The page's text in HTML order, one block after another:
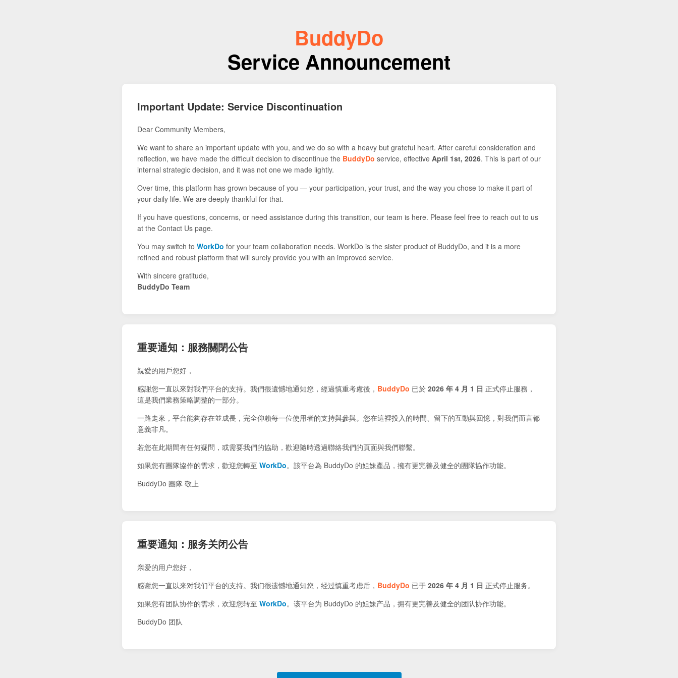
BuddyDo
Service Announcement
Important Update: Service Discontinuation
Dear Community Members,
We want to share an important update with you, and we do so with a heavy but grateful heart. After careful consideration and
reflection, we have made the difficult decision to discontinue the BuddyDo service, effective April 1st, 2026. This is part of our
internal strategic decision, and it was not one we made lightly.
Over time, this platform has grown because of you — your participation, your trust, and the way you chose to make it part of
your daily life. We are deeply thankful for that.
If you have questions, concerns, or need assistance during this transition, our team is here. Please feel free to reach out to us
at the Contact Us page.
You may switch to WorkDo for your team collaboration needs. WorkDo is the sister product of BuddyDo, and it is a more
refined and robust platform that will surely provide you with an improved service.
With sincere gratitude,
BuddyDo Team
重要通知：服務關閉公告
親愛的用戶您好，
感謝您一直以來對我們平台的支持。我們很遺憾地通知您，經過慎重考慮後， BuddyDo 已於 2026 年 4 月 1 日 正式停止服務，
這是我們業務策略調整的一部分。
一路走來，平台能夠存在並成長，完全仰賴每一位使用者的支持與參與。您在這裡投入的時間、留下的互動與回憶，對我們而言都
意義非凡。
若您在此期間有任何疑問，或需要我們的協助，歡迎隨時透過聯絡我們的頁面與我們聯繫。
如果您有團隊協作的需求，歡迎您轉至 WorkDo。該平台為 BuddyDo 的姐妹產品，擁有更完善及健全的團隊協作功能。
BuddyDo 團隊 敬上
重要通知：服务关闭公告
亲爱的用户您好，
感谢您一直以来对我们平台的支持。我们很遗憾地通知您，经过慎重考虑后， BuddyDo 已于 2026 年 4 月 1 日 正式停止服务。
如果您有团队协作的需求，欢迎您转至 WorkDo。该平台为 BuddyDo 的姐妹产品，拥有更完善及健全的团队协作功能。
BuddyDo 团队